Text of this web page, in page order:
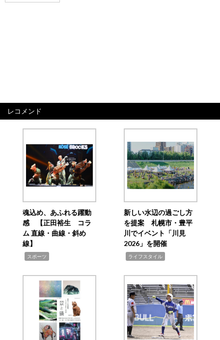
レコメンド
魂込め、あふれる躍動
感 【正田裕生 コラ
ム 直線・曲線・斜め
線】
スポーツ
新しい水辺の過ごし方
を提案 札幌市・豊平
川でイベント「川見
2026」を開催
ライフスタイル